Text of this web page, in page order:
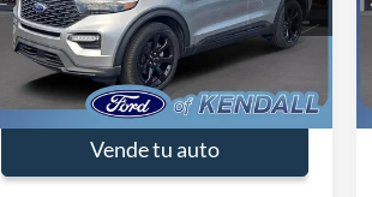
Valores:PGA99754AModelo:K7K
Available 30,075 mi Ext. Int.
Precio de Venta:
$36,990
Descuentos
-$4,400
Precio con Descuento:
$32,590
Vende tu auto